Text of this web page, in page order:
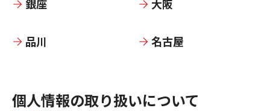
銀座 大阪
品川 名古屋
個人情報の取り扱いについて